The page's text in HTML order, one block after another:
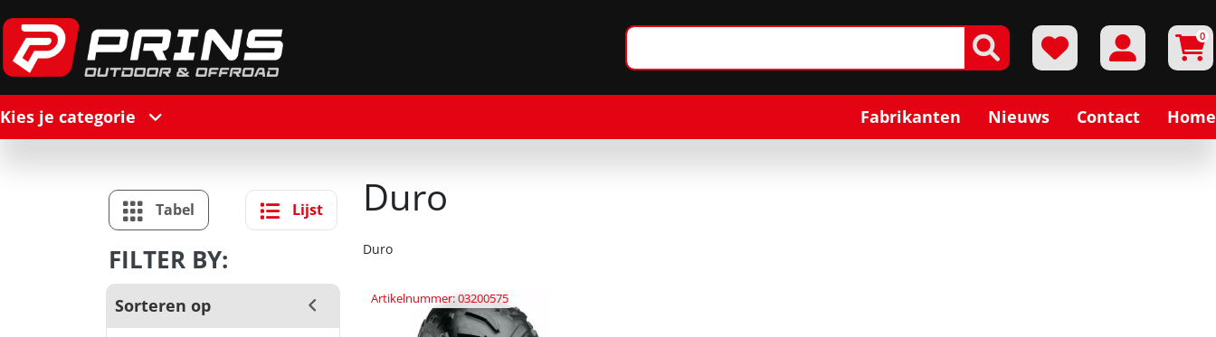
0
Kies je categorie Fabrikanten Nieuws Contact Home
Tabel Lijst
FILTER BY:
Sorteren op
Duro
Duro
Artikelnummer: 03200575